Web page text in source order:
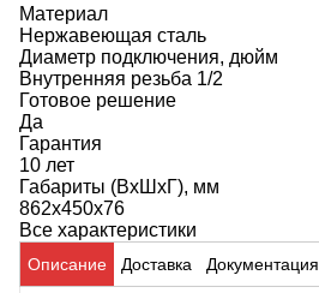
Материал
Нержавеющая сталь
Диаметр подключения, дюйм
Внутренняя резьба 1/2
Готовое решение
Да
Гарантия
10 лет
Габариты (ВхШхГ), мм
862x450x76
Все характеристики
Описание Доставка Документация